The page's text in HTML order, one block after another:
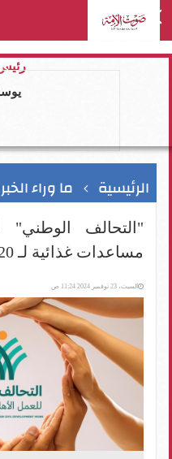
رئيس
الرئيسية ما وراء الخبر
"التحالف الوطني"
مساعدات غذائية لـ 20 مليون مواطن
السبت، 23 نوفمبر 2024 11:24 ص